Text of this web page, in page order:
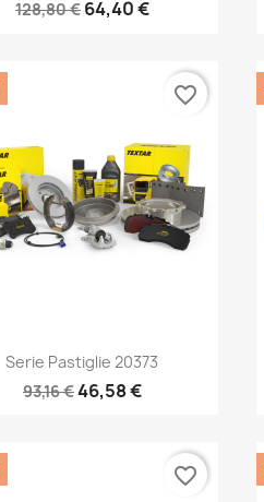
128,80 € 64,40 €
 Anteprima
Serie Pastiglie 20373
93,16 €46,58 €
favorite_border
favorite_border